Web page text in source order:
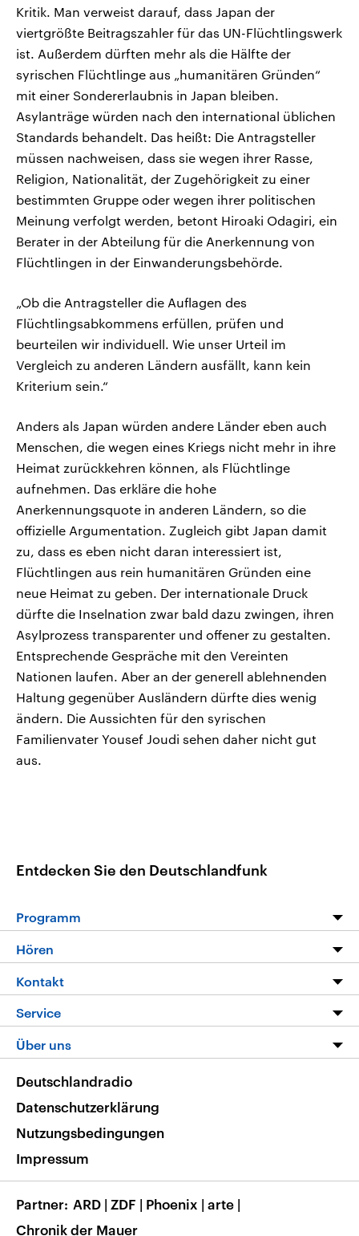
Kritik. Man verweist darauf, dass Japan der
viertgrößte Beitragszahler für das UN-Flüchtlingswerk
ist. Außerdem dürften mehr als die Hälfte der
syrischen Flüchtlinge aus „humanitären Gründen“
mit einer Sondererlaubnis in Japan bleiben.
Asylanträge würden nach den international üblichen
Standards behandelt. Das heißt: Die Antragsteller
müssen nachweisen, dass sie wegen ihrer Rasse,
Religion, Nationalität, der Zugehörigkeit zu einer
bestimmten Gruppe oder wegen ihrer politischen
Meinung verfolgt werden, betont Hiroaki Odagiri, ein
Berater in der Abteilung für die Anerkennung von
Flüchtlingen in der Einwanderungsbehörde.
„Ob die Antragsteller die Auflagen des
Flüchtlingsabkommens erfüllen, prüfen und
beurteilen wir individuell. Wie unser Urteil im
Vergleich zu anderen Ländern ausfällt, kann kein
Kriterium sein.“
Anders als Japan würden andere Länder eben auch
Menschen, die wegen eines Kriegs nicht mehr in ihre
Heimat zurückkehren können, als Flüchtlinge
aufnehmen. Das erkläre die hohe
Anerkennungsquote in anderen Ländern, so die
offizielle Argumentation. Zugleich gibt Japan damit
zu, dass es eben nicht daran interessiert ist,
Flüchtlingen aus rein humanitären Gründen eine
neue Heimat zu geben. Der internationale Druck
dürfte die Inselnation zwar bald dazu zwingen, ihren
Asylprozess transparenter und offener zu gestalten.
Entsprechende Gespräche mit den Vereinten
Nationen laufen. Aber an der generell ablehnenden
Haltung gegenüber Ausländern dürfte dies wenig
ändern. Die Aussichten für den syrischen
Familienvater Yousef Joudi sehen daher nicht gut
aus.
Entdecken Sie den Deutschlandfunk
Programm
Die Nachrichten
Nachrichtenleicht
Neue Beiträge auf dlf.de
Hören
Livestream
Podcasts
Deutschlandfunk App
Nachrichten App
Frequenzen
Kontakt
Hörerservice
Service
FAQ
Veranstaltungen
Musikliste
RSS
Über uns
Barrierefreiheit
Deutschlandradio
Datenschutzerklärung
Nutzungsbedingungen
Impressum
Partner ARD | ZDF | Phoenix | arte |
Chronik der Mauer